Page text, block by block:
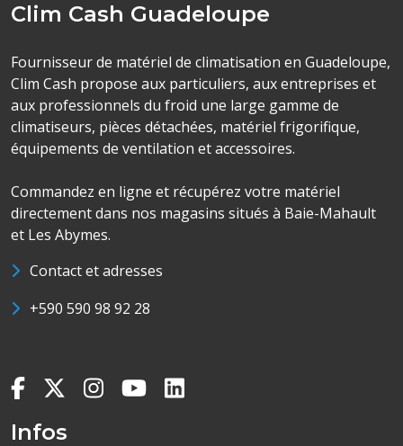
Clim Cash Guadeloupe
Fournisseur de matériel de climatisation en Guadeloupe,
Clim Cash propose aux particuliers, aux entreprises et
aux professionnels du froid une large gamme de
climatiseurs, pièces détachées, matériel frigorifique,
équipements de ventilation et accessoires.
Commandez en ligne et récupérez votre matériel
directement dans nos magasins situés à Baie-Mahault
et Les Abymes.
Contact et adresses
+590 590 98 92 28
Infos